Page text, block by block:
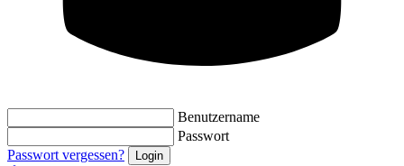
Benutzername
Passwort
Passwort vergessen?